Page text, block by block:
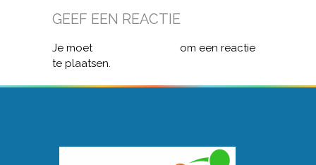
GEEF EEN REACTIE
Je moet
om een reactie
te plaatsen.